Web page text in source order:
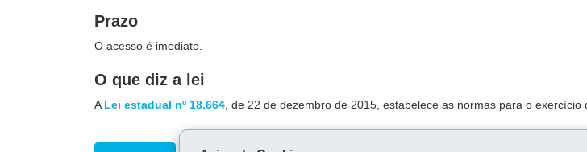
Prazo
O acesso é imediato.
O que diz a lei
A Lei estadual nº 18.664 , de 22 de dezembro de 2015, estabelece as normas para o exercício